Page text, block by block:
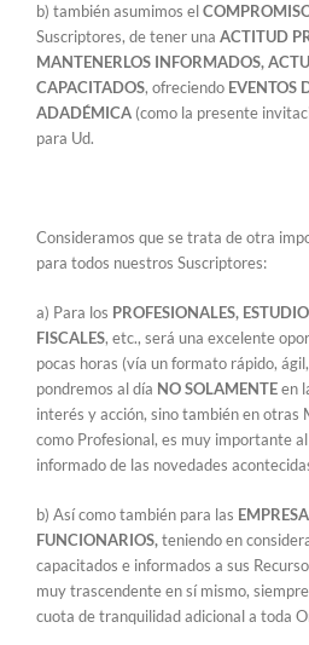
b) también asumimos el
Suscriptores, de tener una ACTITUD
MANTENERLOS INFORMADOS,
CAPACITADOS, ofreciendo EVENTOS
ADADÉMICA (como la presente
para Ud.
Consideramos que se trata de otra
para todos nuestros Suscriptores:
a) Para los PROFESIONALES,
FISCALES, etc., será una excelente
pocas horas (vía un formato rápido,
pondremos al día NO SOLAMENTEen
interés y acción, sino también en otras
como Profesional, es muy importante
informado de las novedades
b) Así como también para las
FUNCIONARIOS,teniendo en
capacitados e informados a sus
muy trascendente en sí mismo,
cuota de tranquilidad adicional a toda